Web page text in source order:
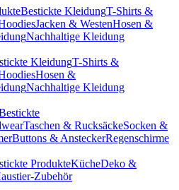
Bestickte KleidungT-Shirts &
Jacken & WestenHosen &
Nachhaltige Kleidung
KleidungT-Shirts &
Hosen &
Nachhaltige Kleidung
Taschen & RucksäckeSocken &
Buttons & AnsteckerRegenschirme
ProdukteKücheDeko &
Zubehör